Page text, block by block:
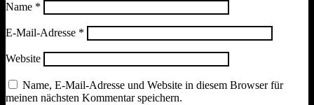
Name *
E-Mail-Adresse *
Website
Name, E-Mail-Adresse und Website in diesem Browser für
meinen nächsten Kommentar speichern.